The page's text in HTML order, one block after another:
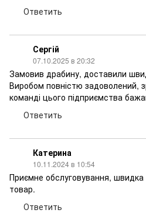
Ответить
Сергій
07.10.2025 в 20:32
Замовив драбину, доставили
Виробом повністю задоволений,
команді цього підприємства
Ответить
Катерина
10.11.2024 в 10:54
Приємне обслуговування, швидка
товар.
Ответить